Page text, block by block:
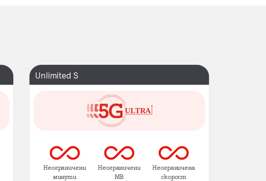
Unlimited S
Неограничени
минути
Неограничени
MB
Неограничена
скорост